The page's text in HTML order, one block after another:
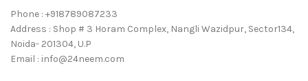
Phone : +918789087233
Address : Shop # 3 Horam Complex, Nangli Wazidpur, Sector134,
Noida- 201304, U.P
Email : info@24neem.com